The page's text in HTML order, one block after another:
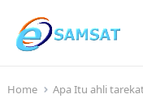
Home Apa Itu ahli